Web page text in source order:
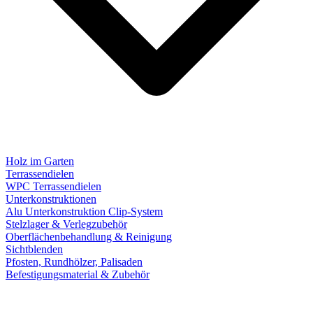
Holz im Garten
Terrassendielen
WPC Terrassendielen
Unterkonstruktionen
Alu Unterkonstruktion Clip-System
Stelzlager & Verlegzubehör
Oberflächenbehandlung & Reinigung
Sichtblenden
Pfosten, Rundhölzer, Palisaden
Befestigungsmaterial & Zubehör